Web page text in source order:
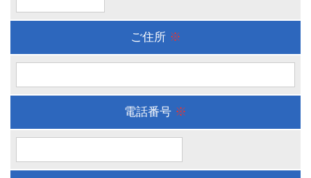
ご住所 ※
電話番号 ※